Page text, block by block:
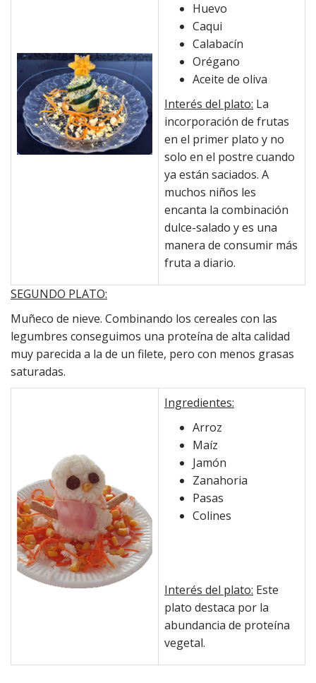
Huevo
Caqui
Calabacín
Orégano
Aceite de oliva
Interés del plato: La
incorporación de frutas
en el primer plato y no
solo en el postre cuando
ya están saciados. A
muchos niños les
encanta la combinación
dulce-salado y es una
manera de consumir más
fruta a diario.
SEGUNDO PLATO:
Muñeco de nieve. Combinando los cereales con las
legumbres conseguimos una proteína de alta calidad
muy parecida a la de un filete, pero con menos grasas
saturadas.
Ingredientes:
Arroz
Maíz
Jamón
Zanahoria
Pasas
Colines
Interés del plato: Este
plato destaca por la
abundancia de proteína
vegetal.